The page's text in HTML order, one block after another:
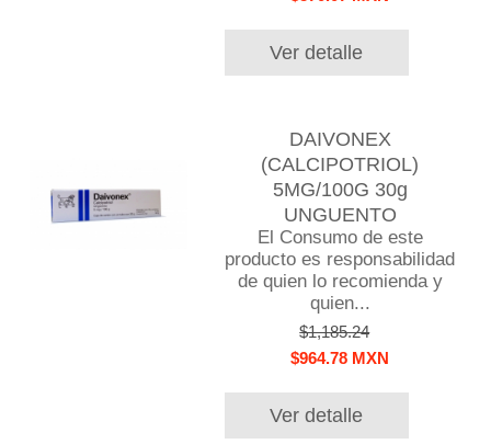
Ver detalle
DAIVONEX
(CALCIPOTRIOL)
5MG/100G 30g
UNGUENTO
El Consumo de este
producto es responsabilidad
de quien lo recomienda y
quien...
$1,185.24
$964.78 MXN
Ver detalle